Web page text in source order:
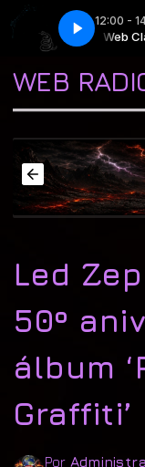
12:00 -
* Allana Web
Metallica -
Led
50º
álbum
Graffiti’
Por